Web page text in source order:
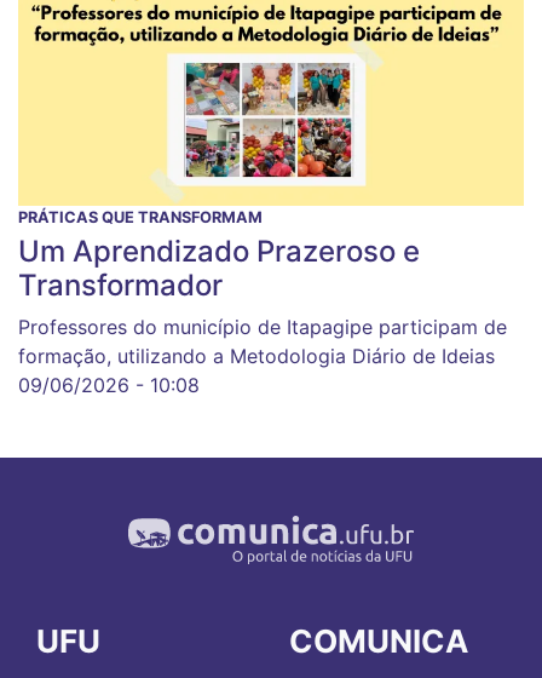
PRÁTICAS QUE TRANSFORMAM
Um Aprendizado Prazeroso e
Transformador
Professores do município de Itapagipe participam de
formação, utilizando a Metodologia Diário de Ideias
09/06/2026 - 10:08
UFU COMUNICA